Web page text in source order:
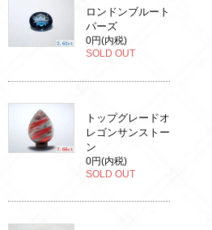
ロンドンブルート
パーズ
0円(内税)
SOLD OUT
トップグレードオ
レゴンサンストー
ン
0円(内税)
SOLD OUT